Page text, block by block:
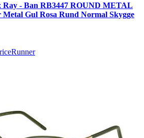
Ray - Ban RB3447 ROUND METAL
Gul Rosa Rund Normal Skygge